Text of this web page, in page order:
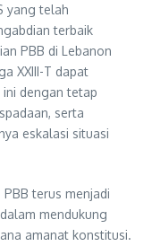
yang telah
terbaik
PBB di Lebanon
XXIII-T dapat
dengan tetap
serta
eskalasi situasi
terus menjadi
mendukung
amanat konstitusi.